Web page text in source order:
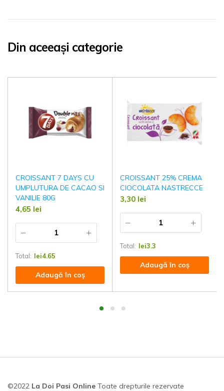
Din aceeași categorie
CROISSANT 7 DAYS CU
UMPLUTURA DE CACAO SI
VANILIE 80G
4,65 lei
Total: lei4.65
Adaugă în coș
CROISSANT 25% CREMA
CIOCOLATA NASTRECCE
3,30 lei
Total: lei3.3
Adaugă în coș
©2022 La Doi Pasi Online Toate drepturile rezervate